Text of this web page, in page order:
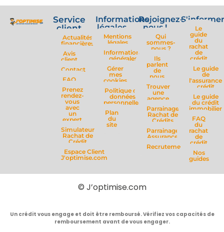
Service
client
Actualités
financières
Avis
client
Contact
FAQ
Prenez
rendez-
vous
avec
un
expert
Simulateur
Rachat de
Crédit
Espace Client
J'optimise.com
Informations
légales
Mentions
légales
Informations
générales
Gérer
mes
cookies
Politique de
données
personnelles
Plan
du
site
Rejoignez-
nous !
Qui
sommes-
nous ?
Ils
parlent
de
nous
Trouver
une
agence
Parrainage
Rachat de
Crédits
Parrainage
Assurance
Recrutement
Le
guide
du
rachat
de
crédit
Le guide
de
l'assurance
crédit
Le guide
du crédit
immobilier
FAQ
du
rachat
de
crédit
Nos
guides
© J’optimise.com
Un crédit vous engage et doit être remboursé. Vérifiez vos capacités de
remboursement avant de vous engager.